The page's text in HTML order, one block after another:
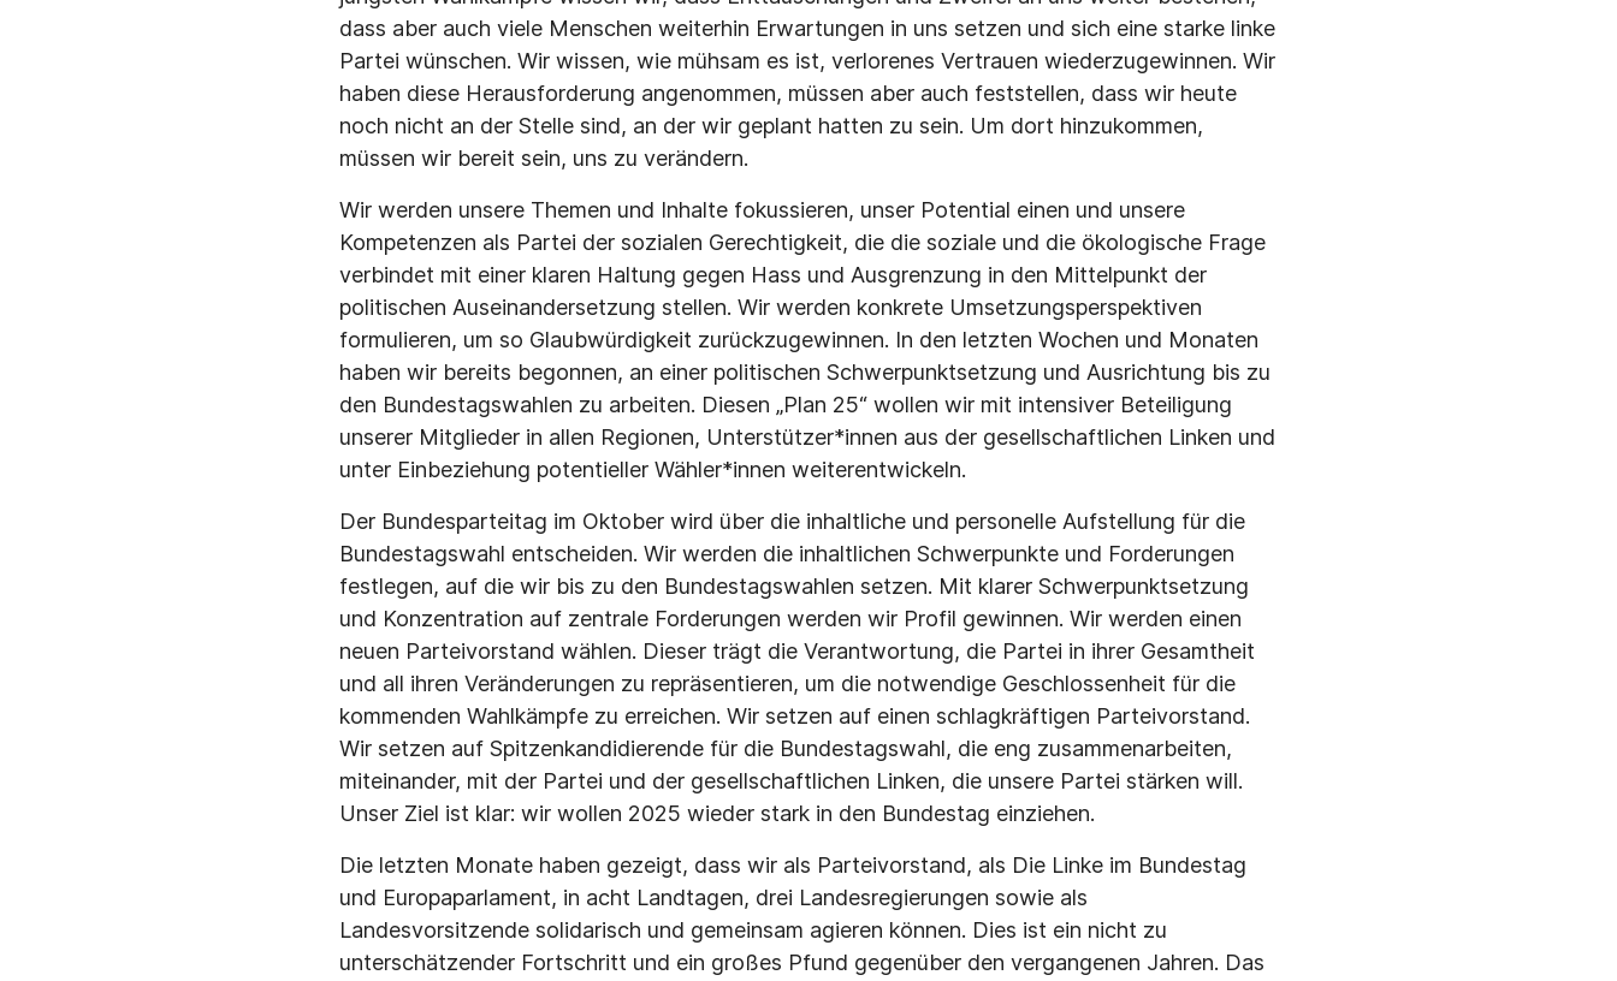
dass aber auch viele Menschen weiterhin Erwartungen in uns setzen und sich eine starke linke
Partei wünschen. Wir wissen, wie mühsam es ist, verlorenes Vertrauen wiederzugewinnen. Wir
haben diese Herausforderung angenommen, müssen aber auch feststellen, dass wir heute
noch nicht an der Stelle sind, an der wir geplant hatten zu sein. Um dort hinzukommen,
müssen wir bereit sein, uns zu verändern.
Wir werden unsere Themen und Inhalte fokussieren, unser Potential einen und unsere
Kompetenzen als Partei der sozialen Gerechtigkeit, die die soziale und die ökologische Frage
verbindet mit einer klaren Haltung gegen Hass und Ausgrenzung in den Mittelpunkt der
politischen Auseinandersetzung stellen. Wir werden konkrete Umsetzungsperspektiven
formulieren, um so Glaubwürdigkeit zurückzugewinnen. In den letzten Wochen und Monaten
haben wir bereits begonnen, an einer politischen Schwerpunktsetzung und Ausrichtung bis zu
den Bundestagswahlen zu arbeiten. Diesen „Plan 25“ wollen wir mit intensiver Beteiligung
unserer Mitglieder in allen Regionen, Unterstützer*innen aus der gesellschaftlichen Linken und
unter Einbeziehung potentieller Wähler*innen weiterentwickeln.
Der Bundesparteitag im Oktober wird über die inhaltliche und personelle Aufstellung für die
Bundestagswahl entscheiden. Wir werden die inhaltlichen Schwerpunkte und Forderungen
festlegen, auf die wir bis zu den Bundestagswahlen setzen. Mit klarer Schwerpunktsetzung
und Konzentration auf zentrale Forderungen werden wir Profil gewinnen. Wir werden einen
neuen Parteivorstand wählen. Dieser trägt die Verantwortung, die Partei in ihrer Gesamtheit
und all ihren Veränderungen zu repräsentieren, um die notwendige Geschlossenheit für die
kommenden Wahlkämpfe zu erreichen. Wir setzen auf einen schlagkräftigen Parteivorstand.
Wir setzen auf Spitzenkandidierende für die Bundestagswahl, die eng zusammenarbeiten,
miteinander, mit der Partei und der gesellschaftlichen Linken, die unsere Partei stärken will.
Unser Ziel ist klar: wir wollen 2025 wieder stark in den Bundestag einziehen.
Die letzten Monate haben gezeigt, dass wir als Parteivorstand, als Die Linke im Bundestag
und Europaparlament, in acht Landtagen, drei Landesregierungen sowie als
Landesvorsitzende solidarisch und gemeinsam agieren können. Dies ist ein nicht zu
unterschätzender Fortschritt und ein großes Pfund gegenüber den vergangenen Jahren. Das